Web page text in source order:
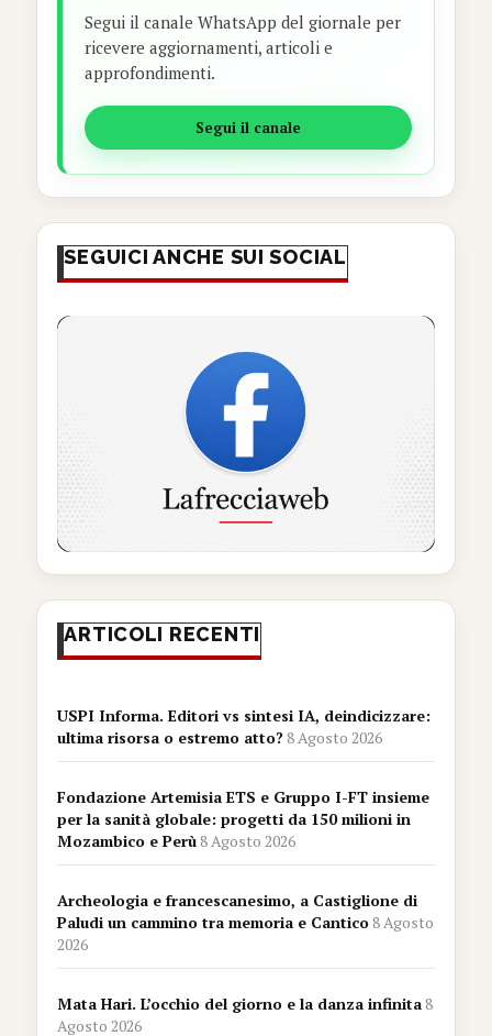
Segui il canale WhatsApp del giornale per
ricevere aggiornamenti, articoli e
approfondimenti.
Segui il canale
SEGUICI ANCHE SUI SOCIAL
ARTICOLI RECENTI
USPI Informa. Editori vs sintesi IA, deindicizzare:
ultima risorsa o estremo atto?8 Agosto 2026
Fondazione Artemisia ETS e Gruppo I-FT insieme
per la sanità globale: progetti da 150 milioni in
Mozambico e Perù8 Agosto 2026
Archeologia e francescanesimo, a Castiglione di
Paludi un cammino tra memoria e Cantico8 Agosto
2026
Mata Hari. L’occhio del giorno e la danza infinita8
Agosto 2026